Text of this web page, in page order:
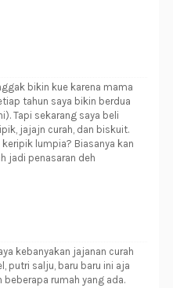
bikin kue karena mama
tahun saya bikin berdua
Tapi sekarang saya beli
jajajn curah, dan biskuit.
lumpia? Biasanya kan
jadi penasaran deh
kebanyakan jajanan curah
putri salju, baru baru ini aja
beberapa rumah yang ada.